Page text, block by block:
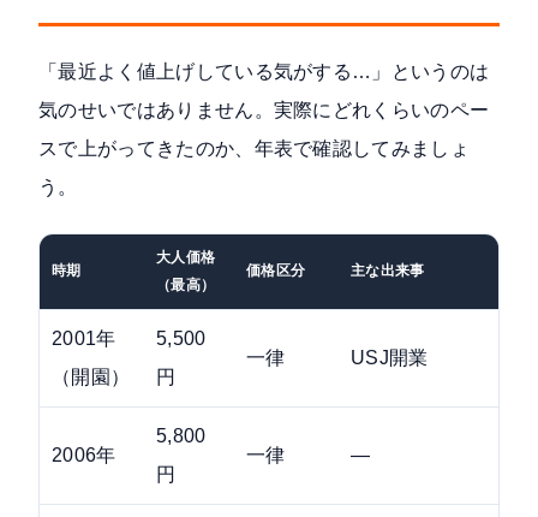
「最近よく値上げしている気がする…」というのは
気のせいではありません。実際にどれくらいのペー
スで上がってきたのか、年表で確認してみましょ
う。
時期
大人価格
（最高）
価格区分 主な出来事
2001年
（開園）
5,500
円
一律 USJ開業
2006年
5,800
円
一律 —